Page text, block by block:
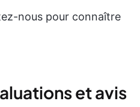
nous pour connaître
et avis